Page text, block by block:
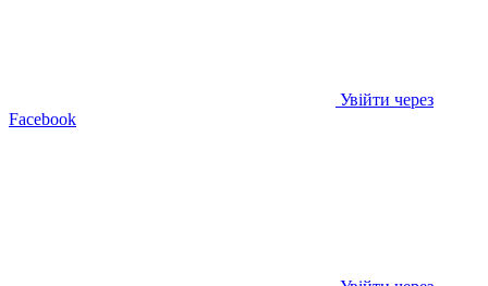
Увійти через
Facebook